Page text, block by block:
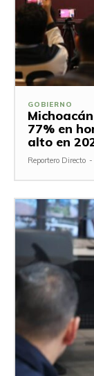
GOBIERNO
77% en
alto en
Reportero Directo -